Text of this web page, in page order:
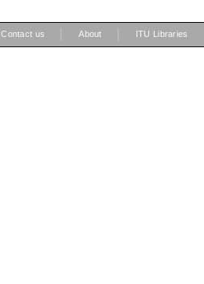
Contact us About ITU Libraries